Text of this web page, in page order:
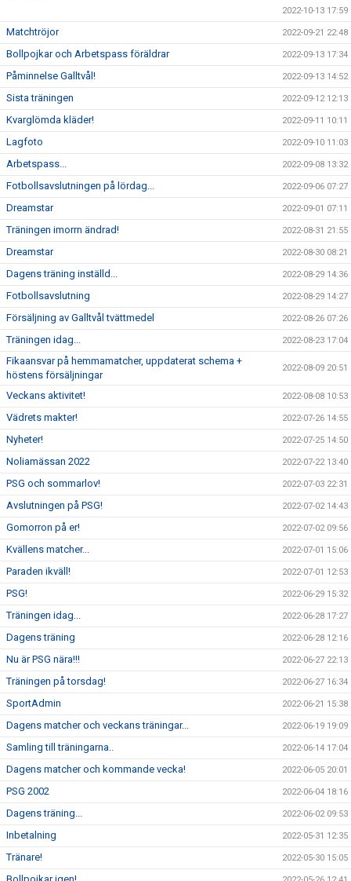
2022-10-13 17:59
Matchtröjor 2022-09-21 22:48
Bollpojkar och Arbetspass föräldrar 2022-09-13 17:34
Påminnelse Galltvål! 2022-09-13 14:52
Sista träningen 2022-09-12 12:13
Kvarglömda kläder! 2022-09-11 10:11
Lagfoto 2022-09-10 11:03
Arbetspass... 2022-09-08 13:32
Fotbollsavslutningen på lördag... 2022-09-06 07:27
Dreamstar 2022-09-01 07:11
Träningen imorrn ändrad! 2022-08-31 21:55
Dreamstar 2022-08-30 08:21
Dagens träning inställd... 2022-08-29 14:36
Fotbollsavslutning 2022-08-29 14:27
Försäljning av Galltvål tvättmedel 2022-08-26 07:26
Träningen idag... 2022-08-23 17:04
Fikaansvar på hemmamatcher, uppdaterat schema +
höstens försäljningar
2022-08-09 20:51
Veckans aktivitet! 2022-08-08 10:53
Vädrets makter! 2022-07-26 14:55
Nyheter! 2022-07-25 14:50
Noliamässan 2022 2022-07-22 13:40
PSG och sommarlov! 2022-07-03 22:31
Avslutningen på PSG! 2022-07-02 14:43
Gomorron på er! 2022-07-02 09:56
Kvällens matcher... 2022-07-01 15:06
Paraden ikväll! 2022-07-01 12:53
PSG! 2022-06-29 15:32
Träningen idag... 2022-06-28 17:27
Dagens träning 2022-06-28 12:16
Nu är PSG nära!!! 2022-06-27 22:13
Träningen på torsdag! 2022-06-27 16:34
SportAdmin 2022-06-21 15:38
Dagens matcher och veckans träningar... 2022-06-19 19:09
Samling till träningarna.. 2022-06-14 17:04
Dagens matcher och kommande vecka! 2022-06-05 20:01
PSG 2002 2022-06-04 18:16
Dagens träning... 2022-06-02 09:53
Inbetalning 2022-05-31 12:35
Tränare! 2022-05-30 15:05